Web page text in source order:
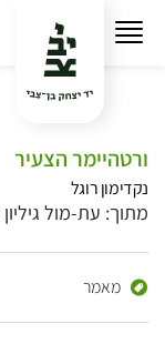
ורטהיימר הצעיר
נקדימון רוגל
מתוך: עת-מול גיליון 155
מאמר